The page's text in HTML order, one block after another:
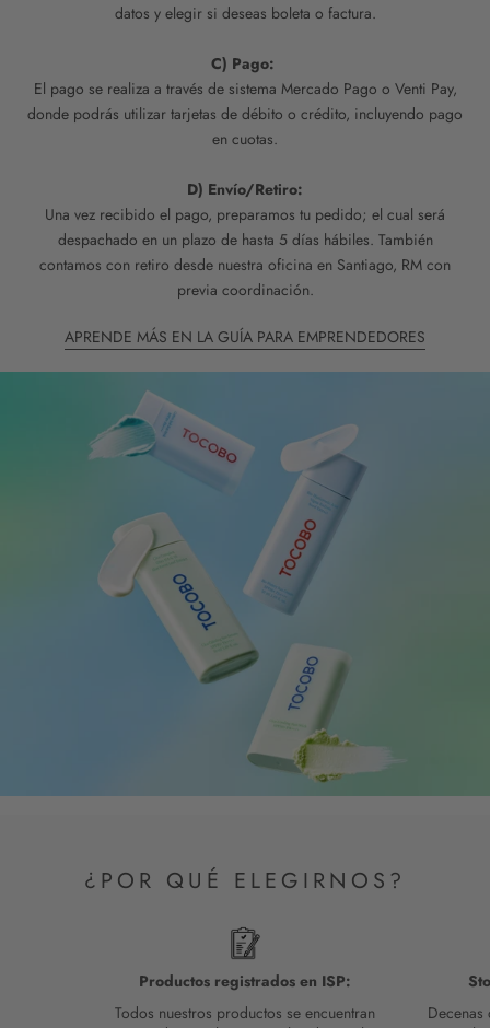
datos y elegir si deseas boleta o factura.
C) Pago:
El pago se realiza a través de sistema Mercado Pago o Venti Pay,
donde podrás utilizar tarjetas de débito o crédito, incluyendo pago
en cuotas.
D) Envío/Retiro:
Una vez recibido el pago, preparamos tu pedido; el cual será
despachado en un plazo de hasta 5 días hábiles. También
contamos con retiro desde nuestra oficina en Santiago, RM con
previa coordinación.
APRENDE MÁS EN LA GUÍA PARA EMPRENDEDORES
¿POR QUÉ ELEGIRNOS?
Productos registrados en ISP:
Todos nuestros productos se encuentran